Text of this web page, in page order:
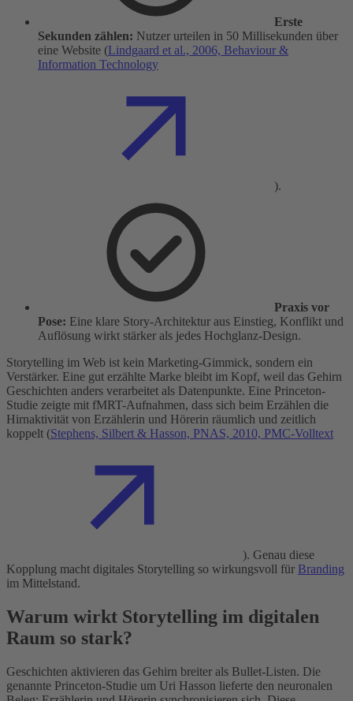
Erste
Sekunden zählen: Nutzer urteilen in 50 Millisekunden über
eine Website (Lindgaard et al., 2006, Behaviour &
Information Technology
).
Praxis vor
Pose: Eine klare Story-Architektur aus Einstieg, Konflikt und
Auflösung wirkt stärker als jedes Hochglanz-Design.
Storytelling im Web ist kein Marketing-Gimmick, sondern ein
Verstärker. Eine gut erzählte Marke bleibt im Kopf, weil das Gehirn
Geschichten anders verarbeitet als Datenpunkte. Eine Princeton-
Studie zeigte mit fMRT-Aufnahmen, dass sich beim Erzählen die
Hirnaktivität von Erzählerin und Hörerin räumlich und zeitlich
koppelt (Stephens, Silbert & Hasson, PNAS, 2010, PMC-Volltext
). Genau diese
Kopplung macht digitales Storytelling so wirkungsvoll für Branding
im Mittelstand.
Warum wirkt Storytelling im digitalen
Raum so stark?
Geschichten aktivieren das Gehirn breiter als Bullet-Listen. Die
genannte Princeton-Studie um Uri Hasson lieferte den neuronalen